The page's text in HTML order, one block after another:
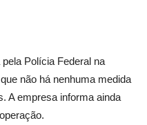
Polícia Federal na
não há nenhuma medida
A empresa informa ainda